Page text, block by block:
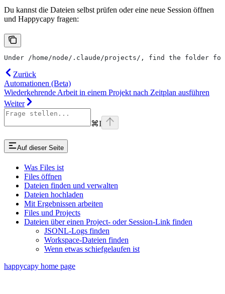
Du kannst die Dateien selbst prüfen oder eine neue Session öffnen
und Happycapy fragen:
Under /home/node/.claude/projects/, find the folder for
Zurück
Automationen (Beta)
Wiederkehrende Arbeit in einem Projekt nach Zeitplan ausführen
Weiter
⌘I
Auf dieser Seite
Was Files ist
Files öffnen
Dateien finden und verwalten
Dateien hochladen
Mit Ergebnissen arbeiten
Files und Projects
Dateien über einen Project- oder Session-Link finden
JSONL-Logs finden
Workspace-Dateien finden
Wenn etwas schiefgelaufen ist
happycapy home page